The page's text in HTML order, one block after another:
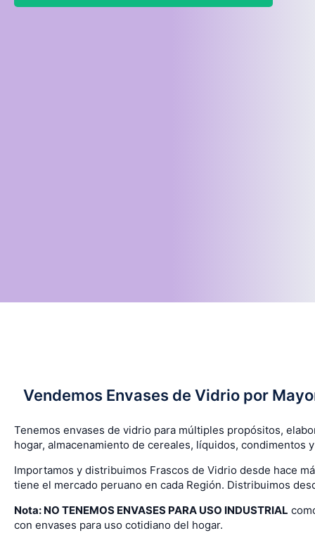
Vendemos Envases de Vidrio por
Tenemos envases de vidrio para múltiples propósitos,
hogar, almacenamiento de cereales, líquidos, condimentos
Importamos y distribuimos Frascos de Vidrio desde hace
tiene el mercado peruano en cada Región. Distribuimos
Nota: NO TENEMOS ENVASES PARA USO INDUSTRIAL
con envases para uso cotidiano del hogar.